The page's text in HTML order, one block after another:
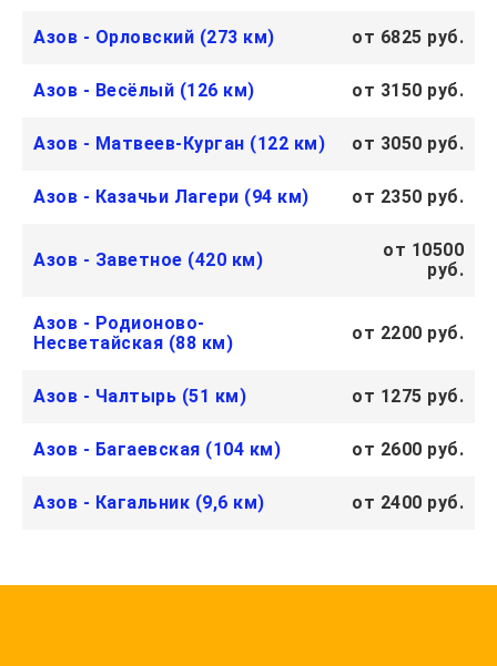
Азов - Орловский (273 км) от 6825 руб.
Азов - Весёлый (126 км) от 3150 руб.
Азов - Матвеев-Курган (122 км) от 3050 руб.
Азов - Казачьи Лагери (94 км) от 2350 руб.
Азов - Заветное (420 км)
от 10500
руб.
Азов - Родионово-
Несветайская (88 км)
от 2200 руб.
Азов - Чалтырь (51 км) от 1275 руб.
Азов - Багаевская (104 км) от 2600 руб.
Азов - Кагальник (9,6 км) от 2400 руб.